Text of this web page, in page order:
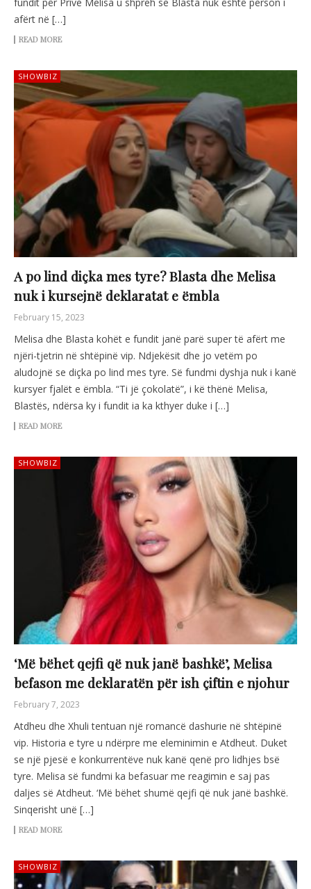
afërt në […]
READ MORE
SHOWBIZ
A po lind diçka mes tyre? Blasta dhe Melisa
nuk i kursejnë deklaratat e ëmbla
February 15, 2023
Melisa dhe Blasta kohët e fundit janë parë super të afërt me
njëri-tjetrin në shtëpinë vip. Ndjekësit dhe jo vetëm po
aludojnë se diçka po lind mes tyre. Së fundmi dyshja nuk i kanë
kursyer fjalët e ëmbla. “Ti jë çokolatë”, i kë thënë Melisa,
Blastës, ndërsa ky i fundit ia ka kthyer duke i […]
READ MORE
SHOWBIZ
‘Më bëhet qejfi që nuk janë bashkë’, Melisa
befason me deklaratën për ish çiftin e njohur
February 7, 2023
Atdheu dhe Xhuli tentuan një romancë dashurie në shtëpinë
vip. Historia e tyre u ndërpre me eleminimin e Atdheut. Duket
se një pjesë e konkurrentëve nuk kanë qenë pro lidhjes bsë
tyre. Melisa së fundmi ka befasuar me reagimin e saj pas
daljes së Atdheut. ‘Më bëhet shumë qejfi që nuk janë bashkë.
Sinqerisht unë […]
READ MORE
SHOWBIZ